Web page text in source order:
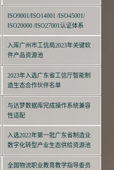
ISO9001/ISO14001 /ISO45001/
ISO20000 /ISO27001认证体系
入库广州市工信局2023年关键软
件产品资源池
2023年入选广东省工信厅智能制
造生态合作伙伴名单
与达梦数据库完成操作系统兼容
性适配
入选2022年第一批广东省制造业
数字化转型产业生态供给资源池
全国物流职业教育教学指导委员